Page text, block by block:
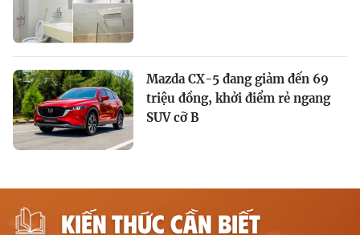
Mazda CX-5 đang giảm đến 69
triệu đồng, khởi điểm rẻ ngang
SUV cỡ B
KIẾN THỨC CẦN BIẾT